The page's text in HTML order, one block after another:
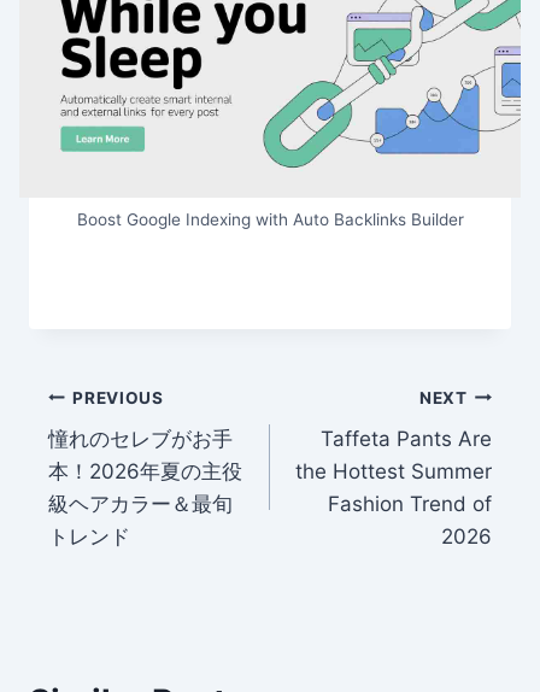
Boost Google Indexing with Auto Backlinks Builder
Post
navigation
PREVIOUS
憧れのセレブがお手
本！2026年夏の主役
級ヘアカラー＆最旬
トレンド
NEXT
Taffeta Pants Are
the Hottest Summer
Fashion Trend of
2026